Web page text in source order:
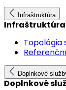
Infraštruktúra
Infraštruktúra
Topológia
Doplnkové
Doplnkové